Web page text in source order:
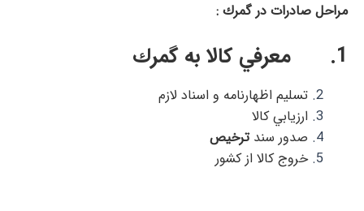
مراحل صادرات در گمرك :
1. معرفي كالا به گمرك
تسليم اظهارنامه و اسناد لازم
ارزيابي كالا
صدور سندترخيص
خروج كالا از كشور